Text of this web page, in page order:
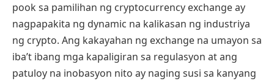
pook sa pamilihan ng cryptocurrency exchange ay
nagpapakita ng dynamic na kalikasan ng industriya
ng crypto. Ang kakayahan ng exchange na umayon sa
iba’t ibang mga kapaligiran sa regulasyon at ang
patuloy na inobasyon nito ay naging susi sa kanyang